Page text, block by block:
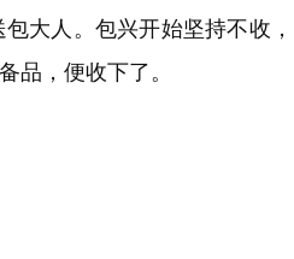
大人。包兴开始坚持不收，
品，便收下了。